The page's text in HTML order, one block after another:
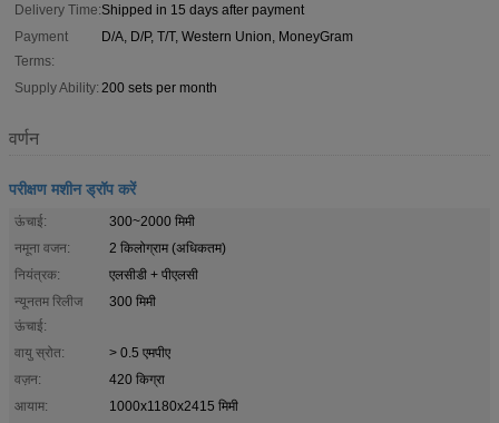
Delivery Time:Shipped in 15 days after payment
Payment
Terms:
D/A, D/P, T/T, Western Union, MoneyGram
Supply Ability: 200 sets per month
वर्णन
परीक्षण मशीन ड्रॉप करें
ऊंचाई:
300~2000 मिमी
नमूना वजन:
2 किलोग्राम (अधिकतम)
नियंत्रक:
एलसीडी + पीएलसी
न्यूनतम रिलीज
ऊंचाई:
300 मिमी
वायु स्रोत:
> 0.5 एमपीए
वज़न:
420 किग्रा
आयाम:
1000x1180x2415 मिमी